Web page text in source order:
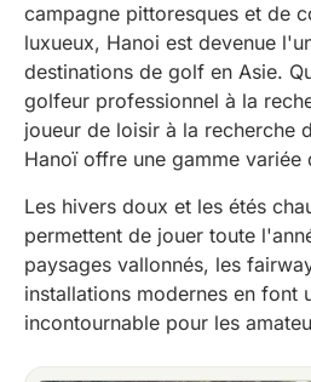
campagne pittoresques et de
luxueux, Hanoi est devenue
destinations de golf en Asie.
golfeur professionnel à la
joueur de loisir à la recherche
Hanoï offre une gamme
Les hivers doux et les étés
permettent de jouer toute
paysages vallonnés, les
installations modernes en font
incontournable pour les